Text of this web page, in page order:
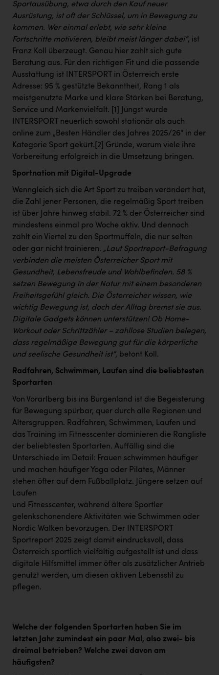
Sportausübung, etwa durch den Kauf neuer
Ausrüstung, ist oft der Schlüssel, um in Bewegung zu
kommen. Wer einmal erlebt, wie sehr kleine
Fortschritte motivieren, bleibt meist länger dabei“, ist
Franz Koll überzeugt. Genau hier zahlt sich gute
Beratung aus. Für den richtigen Fit und die passende
Ausstattung ist INTERSPORT in Österreich erste
Adresse: 95 % gestützte Bekanntheit, Rang 1 als
meistgenutzte Marke und klare Stärken bei Beratung,
Service und Markenvielfalt.
[1]
Jüngst wurde
INTERSPORT neuerlich sowohl stationär als auch
online zum „Besten Händler des Jahres 2025/26“ in der
Kategorie Sport gekürt. [2]
Gründe, warum viele ihre
Vorbereitung erfolgreich in die Umsetzung bringen.
Sportnation mit Digital-Upgrade
Wenngleich sich die Art Sport zu treiben verändert hat,
die Zahl jener Personen, die regelmäßig Sport treiben
ist über Jahre hinweg stabil. 72 % der Österreicher sind
mindestens einmal pro Woche aktiv. Und dennoch
zählt ein Viertel zu den Sportmuffeln, die nur selten
oder gar nicht trainieren. „Laut Sportreport-Befragung
verbinden die meisten Österreicher Sport mit
Gesundheit, Lebensfreude und Wohlbefinden. 58 %
setzen Bewegung in der Natur mit einem besonderen
Freiheitsgefühl gleich. Die Österreicher wissen, wie
wichtig Bewegung ist, doch der Alltag bremst sie aus.
Digitale Gadgets können unterstützen! Ob Home-
Workout oder Schrittzähler – zahllose Studien belegen,
dass regelmäßige Bewegung gut für die körperliche
und seelische Gesundheit ist“, betont Koll.
Radfahren, Schwimmen, Laufen sind die beliebtesten
Sportarten
Von Vorarlberg bis ins Burgenland ist die Begeisterung
für Bewegung spürbar, quer durch alle Regionen und
Altersgruppen. Radfahren, Schwimmen, Laufen und
das Training im Fitnesscenter dominieren die Rangliste
der beliebtesten Sportarten. Auffällig sind die
Unterschiede im Detail: Frauen schwimmen häufiger
und machen häufiger Yoga oder Pilates, Männer
stehen öfter auf dem Fußballplatz. Jüngere setzen auf
Laufen
und Fitnesscenter, während ältere Sportler
gelenkschonendere Aktivitäten wie Schwimmen oder
Nordic Walken bevorzugen. Der INTERSPORT
Sportreport 2025 zeigt damit eindrucksvoll, dass
Österreich sportlich vielfältig aufgestellt ist und dass
digitale Hilfsmittel immer öfter als zusätzlicher Antrieb
genutzt werden, um diesen aktiven Lebensstil zu
pflegen.
Welche der folgenden Sportarten haben Sie im
letzten Jahr zumindest ein paar Mal, also zwei- bis
dreimal betrieben? Welche zwei davon am
häufigsten?